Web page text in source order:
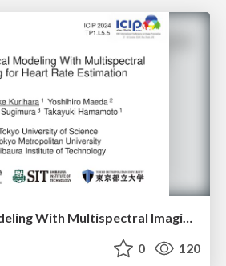
Physiological Modeling With Multispectral Imaging for Heart Rate Estimation
0 120